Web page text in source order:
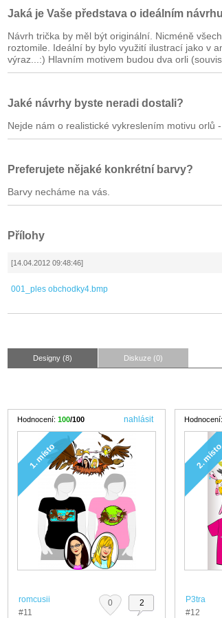
Jaká je Vaše představa o ideálním
Návrh trička by měl být originální. Nicméně
roztomile. Ideální by bylo využití ilustrací jako v
výraz...:) Hlavním motivem budou dva orli
Jaké návrhy byste neradi dostali?
Nejde nám o realistické vykreslením motivu orlů
Preferujete nějaké konkrétní barvy?
Barvy necháme na vás.
Přílohy
[14.04.2012 09:48:46]
001_ples obchodky4.bmp
Designy (8) Diskuze (0)
Hodnocení: 100/100 nahlásit
1. místo
2
0
romcusii
#11
Hodnocení:
2.
P3tra
#12